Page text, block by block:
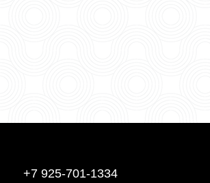
+7 925-701-1334